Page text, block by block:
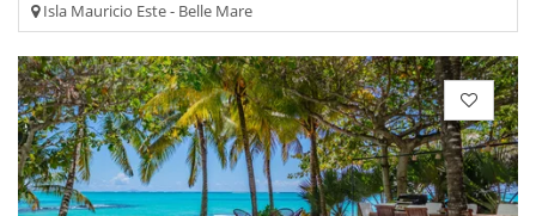
Isla Mauricio Este - Belle Mare